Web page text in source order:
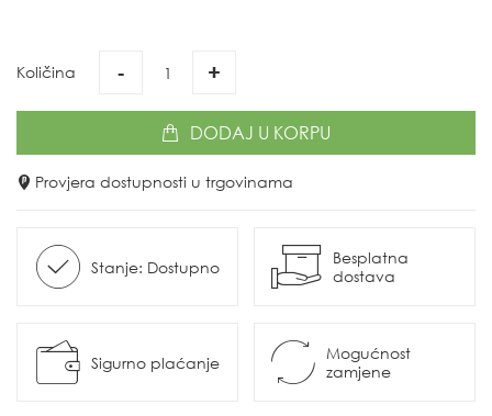
Količina - +
DODAJ U KORPU
Provjera dostupnosti u trgovinama
Stanje: Dostupno
Besplatna
dostava
Sigurno plaćanje
Mogućnost
zamjene